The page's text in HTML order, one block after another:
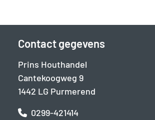
Contact gegevens
Prins Houthandel
Cantekoogweg 9
1442 LG Purmerend
0299-421414